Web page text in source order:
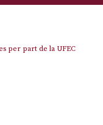
per part de la UFEC
deriva sense continguts i